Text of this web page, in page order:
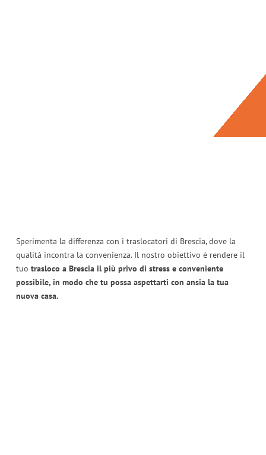
Sperimenta la differenza con i traslocatori di Brescia, dove la
qualità incontra la convenienza. Il nostro obiettivo è rendere il
tuo trasloco a Brescia il più privo di stress e conveniente
possibile, in modo che tu possa aspettarti con ansia la tua
nuova casa.